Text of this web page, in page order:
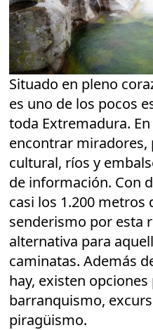
Situado en pleno
es uno de los pocos
toda Extremadura.
encontrar miradores,
cultural, ríos y
de información. Con
casi los 1.200
senderismo por esta
alternativa para
caminatas. Además
hay, existen
barranquismo,
piragüismo.